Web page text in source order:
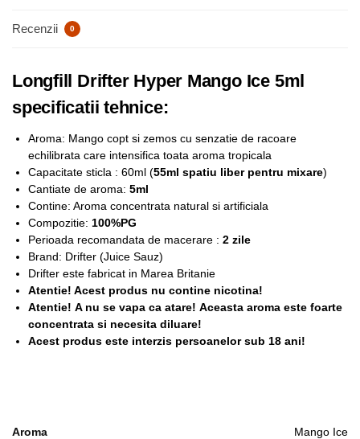
Recenzii 0
Longfill Drifter Hyper Mango Ice 5ml
specificatii tehnice:
Aroma: Mango copt si zemos cu senzatie de racoare
echilibrata care intensifica toata aroma tropicala
Capacitate sticla : 60ml (55ml spatiu liber pentru mixare)
Cantiate de aroma: 5ml
Contine: Aroma concentrata natural si artificiala
Compozitie: 100%PG
Perioada recomandata de macerare : 2 zile
Brand: Drifter (Juice Sauz)
Drifter este fabricat in Marea Britanie
Atentie! Acest produs nu contine nicotina!
Atentie! A nu se vapa ca atare! Aceasta aroma este foarte
concentrata si necesita diluare!
Acest produs este interzis persoanelor sub 18 ani!
Aroma Mango Ice